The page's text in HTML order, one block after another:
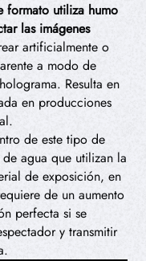
formato utiliza humo
las imágenes
artificialmente o
a modo de
Resulta en
en producciones
de este tipo de
agua que utilizan la
de exposición, en
de un aumento
perfecta si se
y transmitir